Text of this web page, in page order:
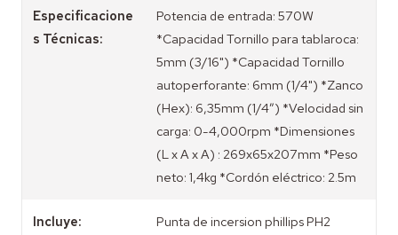
Especificacione
s Técnicas:
Potencia de entrada: 570W
*Capacidad Tornillo para tablaroca:
5mm (3/16") *Capacidad Tornillo
autoperforante: 6mm (1/4") *Zanco
(Hex): 6,35mm (1/4”) *Velocidad sin
carga: 0-4,000rpm *Dimensiones
(L x A x A) : 269x65x207mm *Peso
neto: 1,4kg *Cordón eléctrico: 2.5m
Incluye:
Punta de incersion phillips PH2